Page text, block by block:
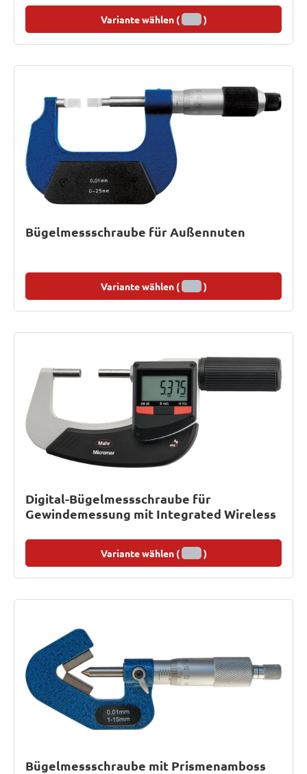
Variante wählen ( )
Bügelmessschraube für Außennuten
Variante wählen ( )
Digital-Bügelmessschraube für
Gewindemessung mit Integrated Wireless
Variante wählen ( )
Bügelmessschraube mit Prismenamboss